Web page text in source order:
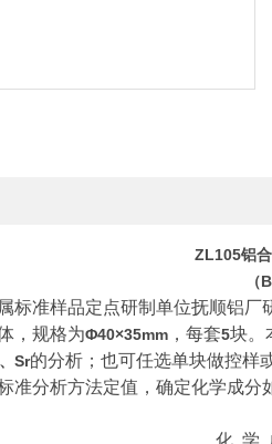
ZL105铝
（
标准样品定点研制单位抚顺铝厂
，规格为Φ40×35mm ，每套5块。
、 Sr的分析；也可任选单块做控样
准分析方法定值，确定化学成分
化 学